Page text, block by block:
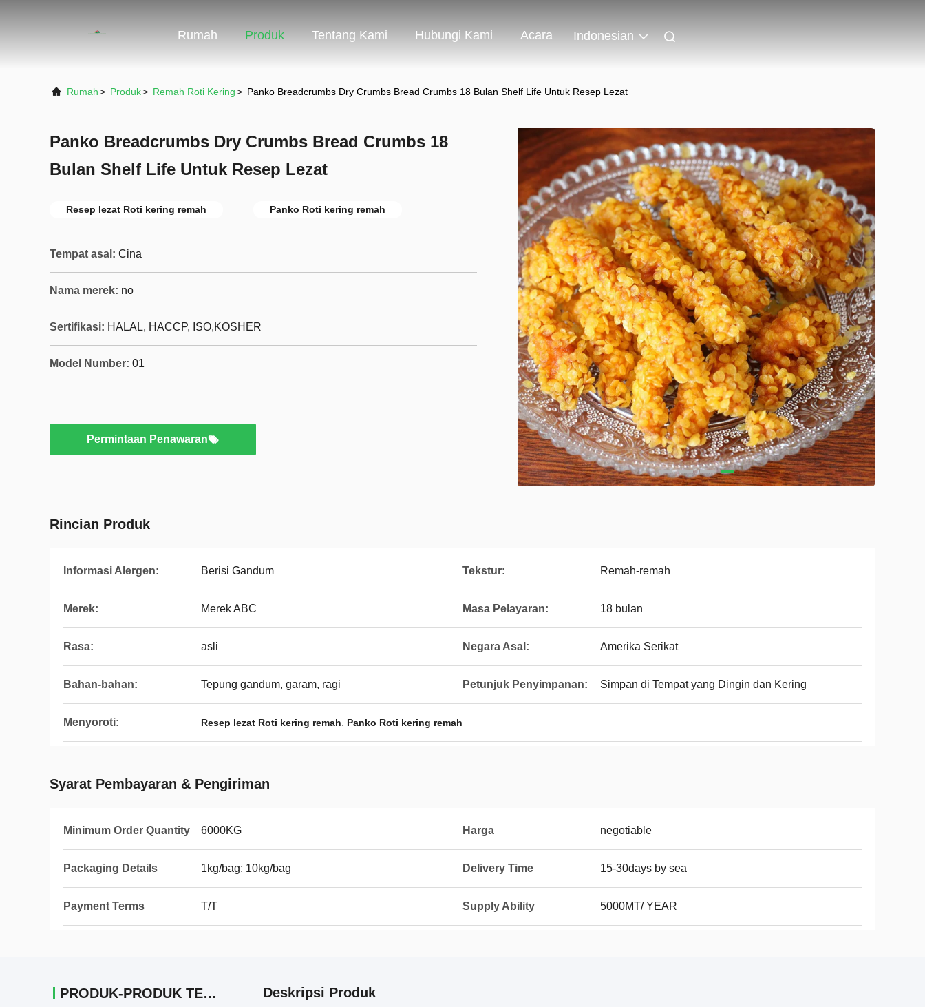
Rumah Produk Tentang Kami Hubungi Kami Acara Indonesian
Rumah> Produk> Remah Roti Kering> Panko Breadcrumbs Dry Crumbs Bread Crumbs 18 Bulan Shelf Life Untuk Resep Lezat
Panko Breadcrumbs Dry Crumbs Bread Crumbs 18
Bulan Shelf Life Untuk Resep Lezat
Resep lezat Roti kering remah Panko Roti kering remah
Tempat asal: Cina
Nama merek: no
Sertifikasi: HALAL, HACCP, ISO,KOSHER
Model Number: 01
Permintaan Penawaran
Rincian Produk
Informasi Alergen: Berisi Gandum Tekstur: Remah-remah
Merek: Merek ABC Masa Pelayaran: 18 bulan
Rasa: asli Negara Asal: Amerika Serikat
Bahan-bahan: Tepung gandum, garam, ragi Petunjuk Penyimpanan: Simpan di Tempat yang Dingin dan Kering
Menyoroti: Resep lezat Roti kering remah, Panko Roti kering remah
Syarat Pembayaran & Pengiriman
Minimum Order Quantity 6000KG Harga negotiable
Packaging Details 1kg/bag; 10kg/bag Delivery Time 15-30days by sea
Payment Terms T/T Supply Ability 5000MT/ YEAR
PRODUK-PRODUK TERKAIT Deskripsi Produk